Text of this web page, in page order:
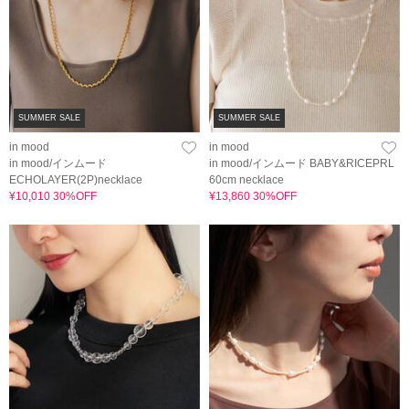
SUMMER SALE
in mood
in mood/インムード
ECHOLAYER(2P)necklace
¥10,010 30%OFF
SUMMER SALE
in mood
in mood/インムード BABY&RICEPRL
60cm necklace
¥13,860 30%OFF